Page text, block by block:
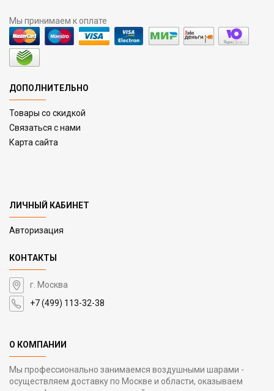
Мы принимаем к оплате
ДОПОЛНИТЕЛЬНО
Товары со скидкой
Связаться с нами
Карта сайта
ЛИЧНЫЙ КАБИНЕТ
Авторизация
КОНТАКТЫ
г. Москва
+7 (499) 113-32-38
О КОМПАНИИ
Мы профессионально занимаемся воздушными шарами -
осуществляем доставку по Москве и области, оказываем